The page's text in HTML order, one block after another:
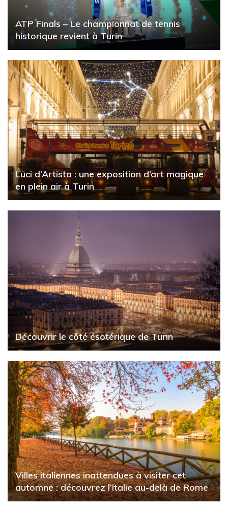
ATP Finals – Le championnat de tennis
historique revient à Turin
Luci d’Artista : une exposition d’art magique
en plein air à Turin
Découvrir le côté ésotérique de Turin
Villes italiennes inattendues à visiter cet
automne : découvrez l’Italie au-delà de Rome